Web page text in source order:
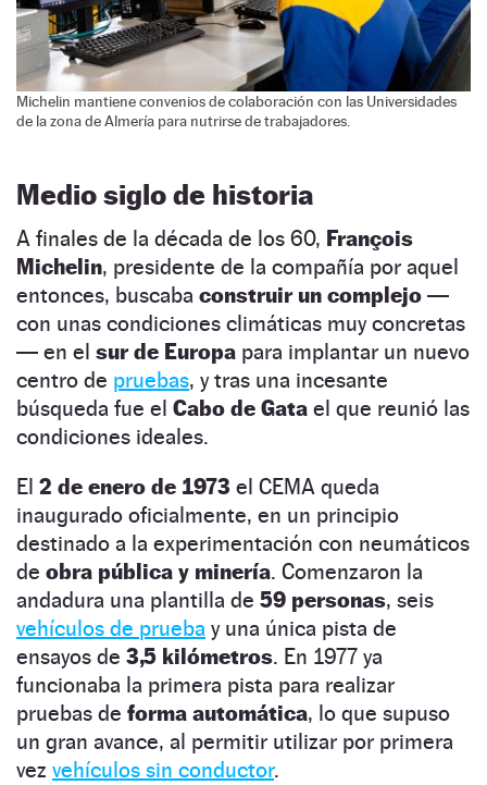
Michelin mantiene convenios de colaboración con las Universidades
de la zona de Almería para nutrirse de trabajadores.
Medio siglo de historia
A finales de la década de los 60, François
Michelin, presidente de la compañía por aquel
entonces, buscaba construir un complejo —
con unas condiciones climáticas muy concretas
— en el sur de Europa para implantar un nuevo
centro de pruebas, y tras una incesante
búsqueda fue el Cabo de Gata el que reunió las
condiciones ideales.
El 2 de enero de 1973 el CEMA queda
inaugurado oficialmente, en un principio
destinado a la experimentación con neumáticos
de obra pública y minería. Comenzaron la
andadura una plantilla de 59 personas, seis
vehículos de prueba y una única pista de
ensayos de 3,5 kilómetros. En 1977 ya
funcionaba la primera pista para realizar
pruebas de forma automática, lo que supuso
un gran avance, al permitir utilizar por primera
vez vehículos sin conductor.